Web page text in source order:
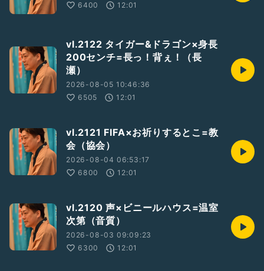
6400
12:01
vl.2122 タイガー&ドラゴン×身長
200センチ=長っ！背ぇ！（長
瀬）
2026-08-05 10:46:36
6505
12:01
vl.2121 FIFA×お祈りするとこ=教
会（協会）
2026-08-04 06:53:17
6800
12:01
vl.2120 声×ビニールハウス=温室
次第（音質）
2026-08-03 09:09:23
6300
12:01